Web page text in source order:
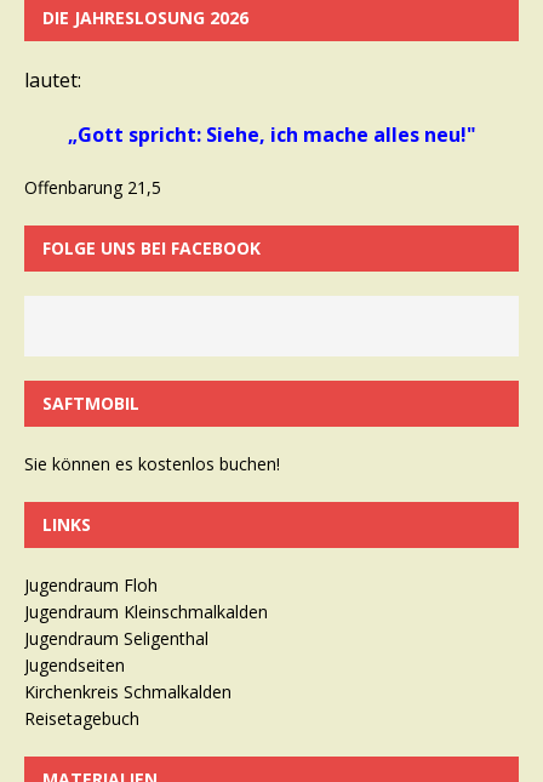
DIE JAHRESLOSUNG 2026
lautet:
„Gott spricht: Siehe, ich mache alles neu!"
Offenbarung 21,5
FOLGE UNS BEI FACEBOOK
SAFTMOBIL
Sie können es kostenlos buchen!
LINKS
Jugendraum Floh
Jugendraum Kleinschmalkalden
Jugendraum Seligenthal
Jugendseiten
Kirchenkreis Schmalkalden
Reisetagebuch